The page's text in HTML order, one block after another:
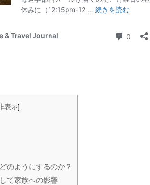
表示]
のようにするのか？
て家族への影響